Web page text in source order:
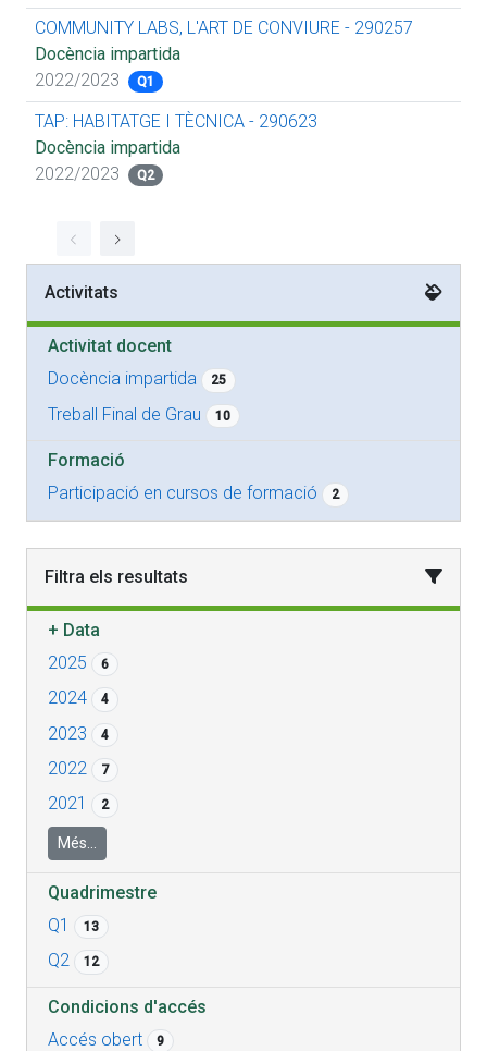
COMMUNITY LABS, L'ART DE CONVIURE - 290257
Docència impartida
2022/2023
Q1
TAP: HABITATGE I TÈCNICA - 290623
Docència impartida
2022/2023
Q2
Activitats
Activitat docent
Docència impartida
25
Treball Final de Grau 10
Formació
Participació en cursos de formació
2
Filtra els resultats
+ Data
2025
6
2024 4
2023 4
2022 7
2021 2
Més...
Quadrimestre
Q1
13
Q2 12
Condicions d'accés
Accés obert
9